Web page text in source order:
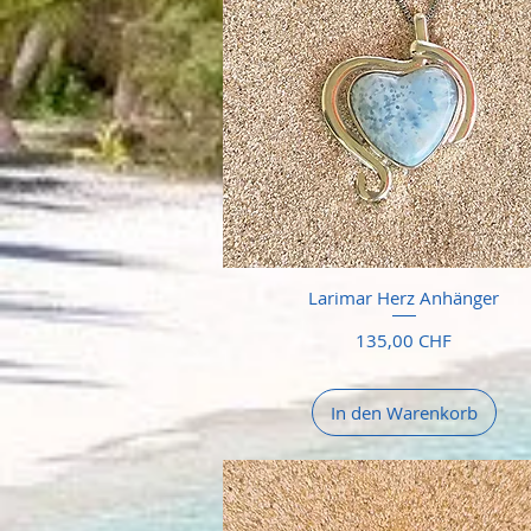
Larimar Herz Anhänger
Preis
135,00 CHF
In den Warenkorb